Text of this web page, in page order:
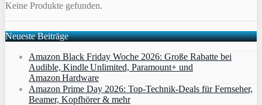
Keine Produkte gefunden.
Neueste Beiträge
Amazon Black Friday Woche 2026: Große Rabatte bei
Audible, Kindle Unlimited, Paramount+ und
Amazon Hardware
Amazon Prime Day 2026: Top-Technik-Deals für Fernseher,
Beamer, Kopfhörer & mehr